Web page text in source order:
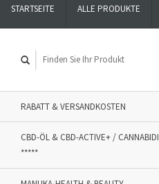
STARTSEITE ALLE PRODUKTE
RABATT & VERSANDKOSTEN
CBD-ÖL & CBD-ACTIVE+ /
*****